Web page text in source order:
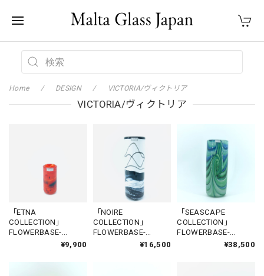
Home DESIGN VICTORIA/ヴィクトリア
VICTORIA/ヴィクトリア
「ETNA
COLLECTION」
FLOWERBASE-
¥9,900
「NOIRE
COLLECTION」
FLOWERBASE-
¥16,500
「SEASCAPE
COLLECTION」
FLOWERBASE-
¥38,500